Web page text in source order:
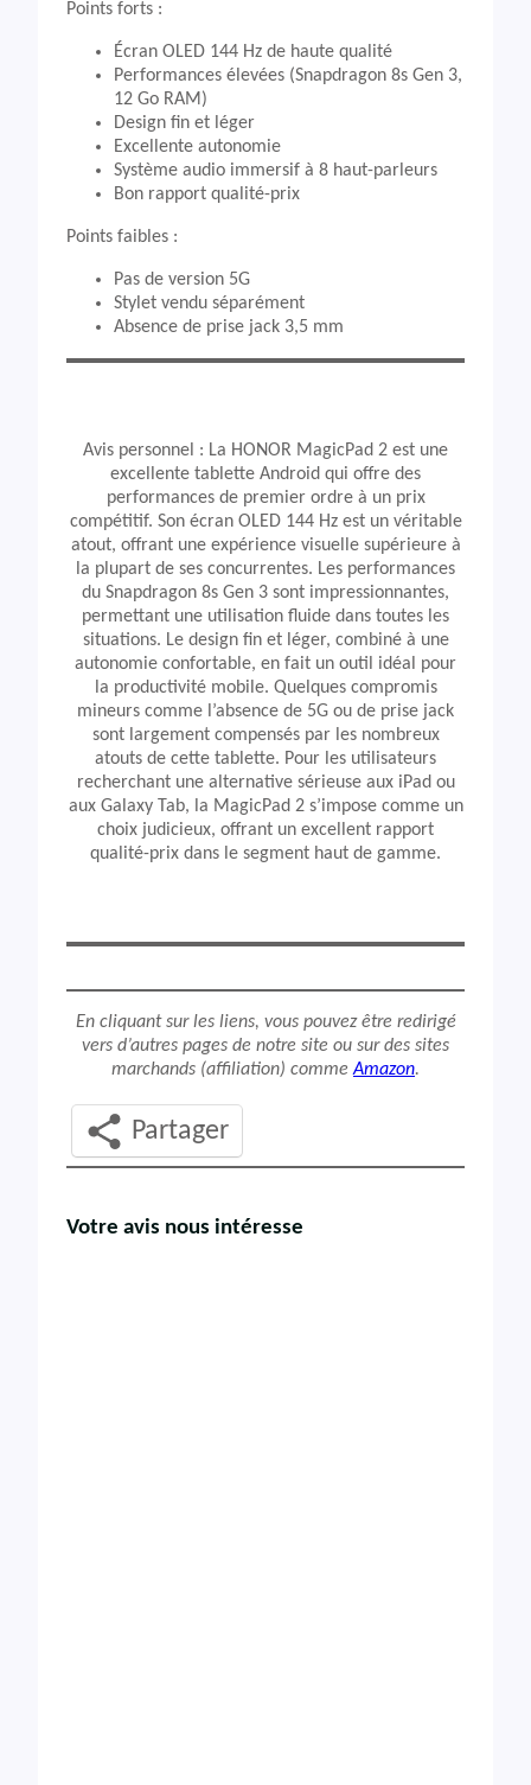
Points forts :
Écran OLED 144 Hz de haute qualité
Performances élevées (Snapdragon 8s Gen 3,
12 Go RAM)
Design fin et léger
Excellente autonomie
Système audio immersif à 8 haut-parleurs
Bon rapport qualité-prix
Points faibles :
Pas de version 5G
Stylet vendu séparément
Absence de prise jack 3,5 mm
Avis personnel : La HONOR MagicPad 2 est une
excellente tablette Android qui offre des
performances de premier ordre à un prix
compétitif. Son écran OLED 144 Hz est un véritable
atout, offrant une expérience visuelle supérieure à
la plupart de ses concurrentes. Les performances
du Snapdragon 8s Gen 3 sont impressionnantes,
permettant une utilisation fluide dans toutes les
situations. Le design fin et léger, combiné à une
autonomie confortable, en fait un outil idéal pour
la productivité mobile. Quelques compromis
mineurs comme l’absence de 5G ou de prise jack
sont largement compensés par les nombreux
atouts de cette tablette. Pour les utilisateurs
recherchant une alternative sérieuse aux iPad ou
aux Galaxy Tab, la MagicPad 2 s’impose comme un
choix judicieux, offrant un excellent rapport
qualité-prix dans le segment haut de gamme.
En cliquant sur les liens, vous pouvez être redirigé
vers d’autres pages de notre site ou sur des sites
marchands (affiliation) commeAmazon.
Partager
Votre avis nous intéresse